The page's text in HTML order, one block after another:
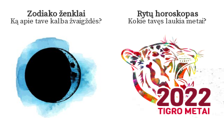
Zodiako ženklai
Ką apie tave kalba žvaigždės?
Rytų horoskopas
Kokie tavęs laukia metai?